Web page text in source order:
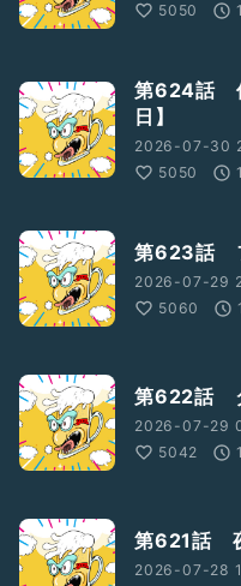
5050
第624話
日】
2026-07-30
5050
第623話
2026-07-29
5060
第622話
2026-07-29
5042
第621話
2026-07-28